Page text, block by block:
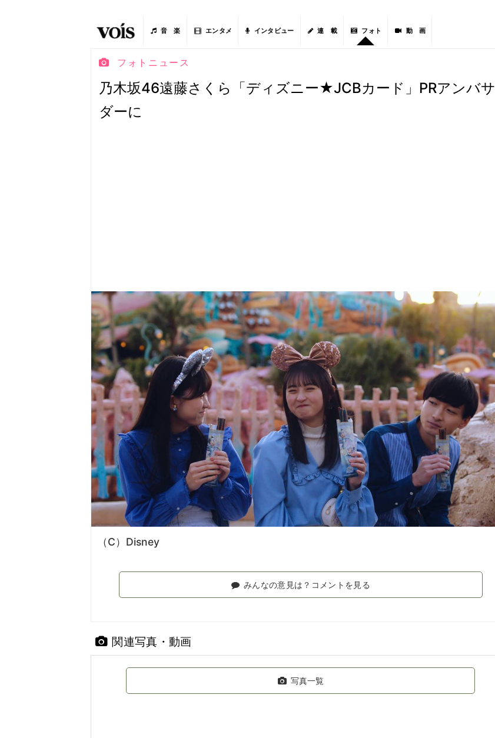
音 楽 エンタメ インタビュー 連 載 フォト 動 画
フォトニュース
乃木坂46遠藤さくら「ディズニー★JCBカード」PRアンバサ
ダーに
（C）Disney
みんなの意見は？コメントを見る
関連写真・動画
写真一覧